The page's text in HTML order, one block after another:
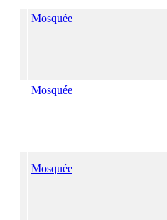
Mosquée
Mosquée
Mosquée